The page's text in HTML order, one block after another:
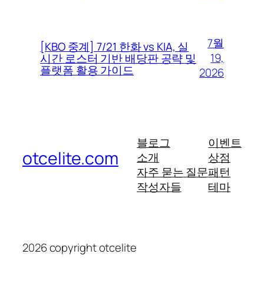
[KBO 중계] 7/21 한화 vs KIA, 실
시간 로스터 기반 배당판 공략 및
플랫폼 활용 가이드
7월
19,
2026
otcelite.com
블로그
소개
자주 묻는 질문
작성자들
이벤트
상점
패턴
테마
2026 copyright otcelite